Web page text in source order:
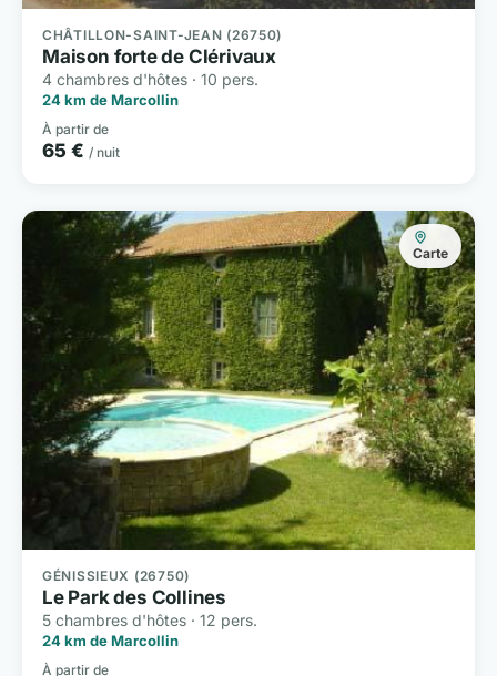
CHÂTILLON-SAINT-JEAN (26750)
Maison forte de Clérivaux
4 chambres d'hôtes · 10 pers.
24 km de Marcollin
À partir de
65 € / nuit
Carte
GÉNISSIEUX (26750)
Le Park des Collines
5 chambres d'hôtes · 12 pers.
24 km de Marcollin
À partir de